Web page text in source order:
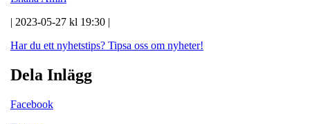
| 2023-05-27 kl 19:30 |
Har du ett nyhetstips? Tipsa oss om nyheter!
Dela Inlägg
Facebook